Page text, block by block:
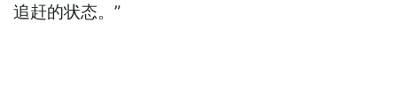
追赶的状态。”